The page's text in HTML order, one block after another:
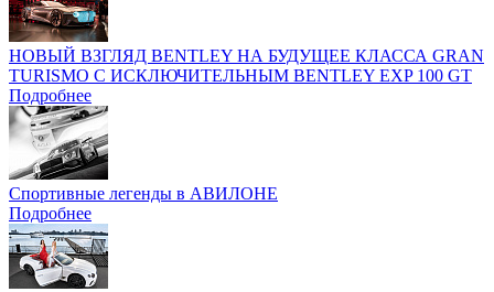
НОВЫЙ ВЗГЛЯД BENTLEY НА БУДУЩЕЕ КЛАССА GRAN
TURISMO C ИСКЛЮЧИТЕЛЬНЫМ BENTLEY EXP 100 GT
Подробнее
Спортивные легенды в АВИЛОНЕ
Подробнее